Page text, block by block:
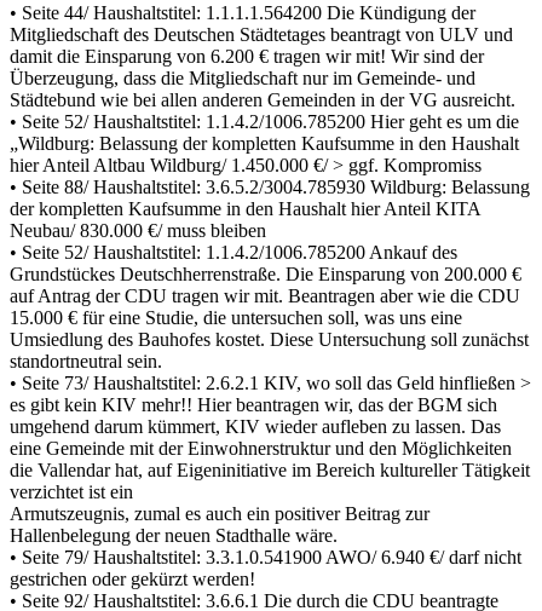
• Seite 44/ Haushaltstitel: 1.1.1.1.564200 Die Kündigung der
Mitgliedschaft des Deutschen Städtetages beantragt von ULV und
damit die Einsparung von 6.200 € tragen wir mit! Wir sind der
Überzeugung, dass die Mitgliedschaft nur im Gemeinde- und
Städtebund wie bei allen anderen Gemeinden in der VG ausreicht.
• Seite 52/ Haushaltstitel: 1.1.4.2/1006.785200 Hier geht es um die
„Wildburg: Belassung der kompletten Kaufsumme in den Haushalt
hier Anteil Altbau Wildburg/ 1.450.000 €/ > ggf. Kompromiss
• Seite 88/ Haushaltstitel: 3.6.5.2/3004.785930 Wildburg: Belassung
der kompletten Kaufsumme in den Haushalt hier Anteil KITA
Neubau/ 830.000 €/ muss bleiben
• Seite 52/ Haushaltstitel: 1.1.4.2/1006.785200 Ankauf des
Grundstückes Deutschherrenstraße. Die Einsparung von 200.000 €
auf Antrag der CDU tragen wir mit. Beantragen aber wie die CDU
15.000 € für eine Studie, die untersuchen soll, was uns eine
Umsiedlung des Bauhofes kostet. Diese Untersuchung soll zunächst
standortneutral sein.
• Seite 73/ Haushaltstitel: 2.6.2.1 KIV, wo soll das Geld hinfließen >
es gibt kein KIV mehr!! Hier beantragen wir, das der BGM sich
umgehend darum kümmert, KIV wieder aufleben zu lassen. Das
eine Gemeinde mit der Einwohnerstruktur und den Möglichkeiten
die Vallendar hat, auf Eigeninitiative im Bereich kultureller Tätigkeit
verzichtet ist ein
Armutszeugnis, zumal es auch ein positiver Beitrag zur
Hallenbelegung der neuen Stadthalle wäre.
• Seite 79/ Haushaltstitel: 3.3.1.0.541900 AWO/ 6.940 €/ darf nicht
gestrichen oder gekürzt werden!
• Seite 92/ Haushaltstitel: 3.6.6.1 Die durch die CDU beantragte